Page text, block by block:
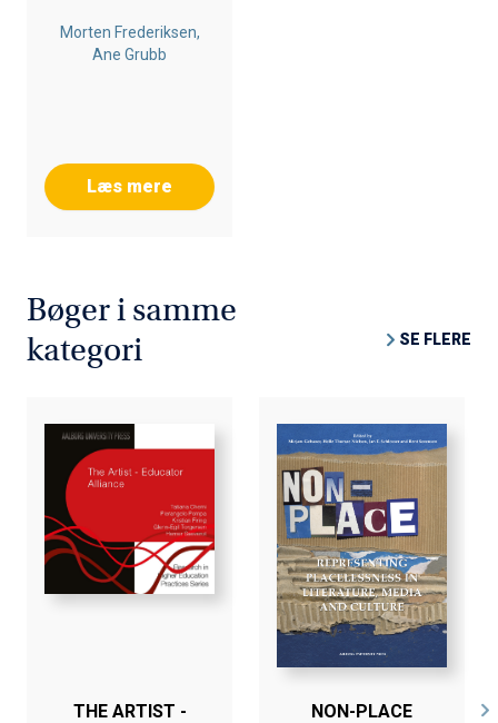
Morten Frederiksen,
Ane Grubb
Læs mere
Bøger i samme
kategori
SE FLERE
THE ARTIST -
NON-PLACE